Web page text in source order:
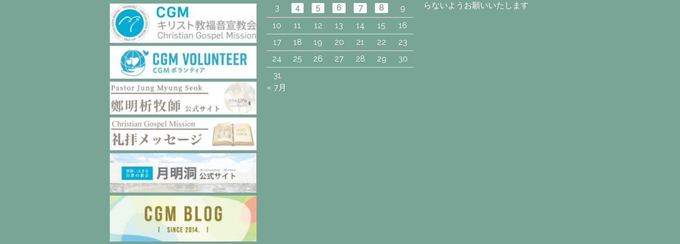
らないようお願いいたします
3
4 5 6 7 8
9
10
11 12 13 14 15
16
17
18 19 20 21 22
23
24
25 26 27 28 29
30
31
« 7月